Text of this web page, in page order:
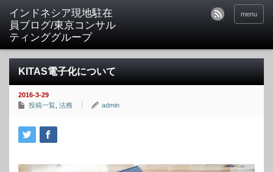
menu
KITAS電子化について
2016-3-29
投稿一覧 法務 admin